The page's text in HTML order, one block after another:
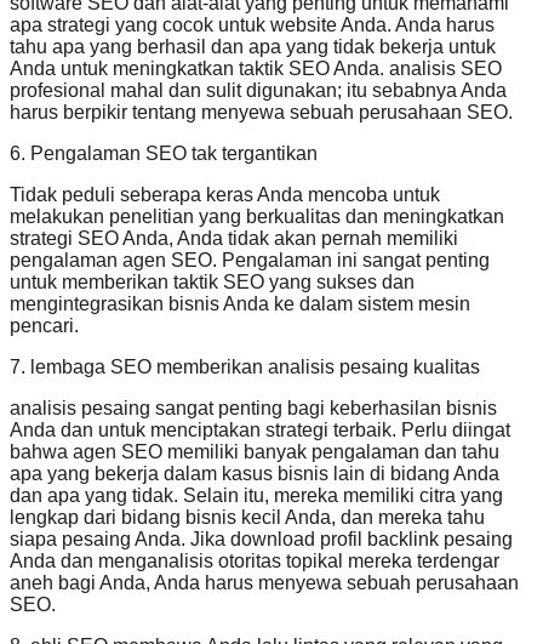
apa strategi yang cocok untuk website Anda. Anda harus
tahu apa yang berhasil dan apa yang tidak bekerja untuk
Anda untuk meningkatkan taktik SEO Anda. analisis SEO
profesional mahal dan sulit digunakan; itu sebabnya Anda
harus berpikir tentang menyewa sebuah perusahaan SEO.
6. Pengalaman SEO tak tergantikan
Tidak peduli seberapa keras Anda mencoba untuk
melakukan penelitian yang berkualitas dan meningkatkan
strategi SEO Anda, Anda tidak akan pernah memiliki
pengalaman agen SEO. Pengalaman ini sangat penting
untuk memberikan taktik SEO yang sukses dan
mengintegrasikan bisnis Anda ke dalam sistem mesin
pencari.
7. lembaga SEO memberikan analisis pesaing kualitas
analisis pesaing sangat penting bagi keberhasilan bisnis
Anda dan untuk menciptakan strategi terbaik. Perlu diingat
bahwa agen SEO memiliki banyak pengalaman dan tahu
apa yang bekerja dalam kasus bisnis lain di bidang Anda
dan apa yang tidak. Selain itu, mereka memiliki citra yang
lengkap dari bidang bisnis kecil Anda, dan mereka tahu
siapa pesaing Anda. Jika download profil backlink pesaing
Anda dan menganalisis otoritas topikal mereka terdengar
aneh bagi Anda, Anda harus menyewa sebuah perusahaan
SEO.